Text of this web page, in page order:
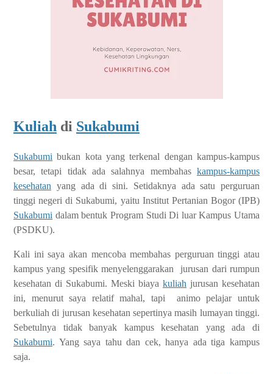
Kuliah di Sukabumi
Sukabumi bukan kota yang terkenal dengan kampus-kampus
besar, tetapi tidak ada salahnya membahas kampus-kampus
kesehatan yang ada di sini. Setidaknya ada satu perguruan
tinggi negeri di Sukabumi, yaitu Institut Pertanian Bogor (IPB)
Sukabumi dalam bentuk Program Studi Di luar Kampus Utama
(PSDKU).
Kali ini saya akan mencoba membahas perguruan tinggi atau
kampus yang spesifik menyelenggarakan jurusan dari rumpun
kesehatan di Sukabumi. Meski biaya kuliah jurusan kesehatan
ini, menurut saya relatif mahal, tapi animo pelajar untuk
berkuliah di jurusan kesehatansepertinyamasih lumayan tinggi.
Sebetulnya tidak banyak kampus kesehatan yang ada di
Sukabumi. Yang saya tahu dan cek, hanya ada tiga kampus
saja.